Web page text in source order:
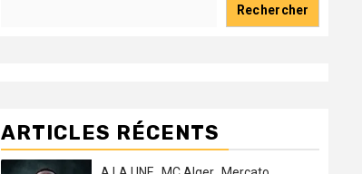
Rechercher
ARTICLES RÉCENTS